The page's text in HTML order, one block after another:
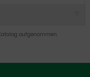
aufgenommen.